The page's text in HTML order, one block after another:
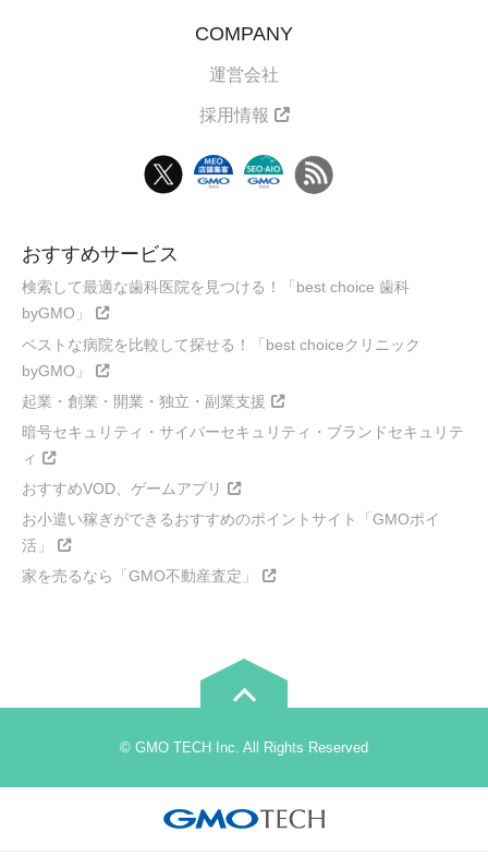
COMPANY
運営会社
採用情報
おすすめサービス
検索して最適な歯科医院を見つける！「best choice 歯科
byGMO」
ベストな病院を比較して探せる！「best choiceクリニック
byGMO」
起業・創業・開業・独立・副業支援
暗号セキュリティ・サイバーセキュリティ・ブランドセキュリテ
ィ
おすすめVOD、ゲームアプリ
お小遣い稼ぎができるおすすめのポイントサイト「GMOポイ
活」
家を売るなら「GMO不動産査定」
© GMO TECH Inc. All Rights Reserved